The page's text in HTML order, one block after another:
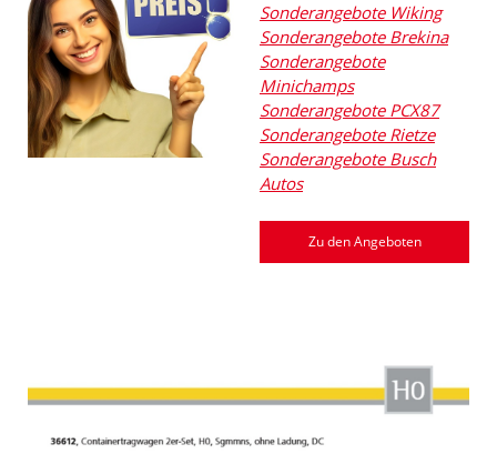
Sonderangebote Wiking
Sonderangebote Brekina
Sonderangebote
Minichamps
Sonderangebote PCX87
Sonderangebote Rietze
Sonderangebote Busch
Autos
Zu den Angeboten